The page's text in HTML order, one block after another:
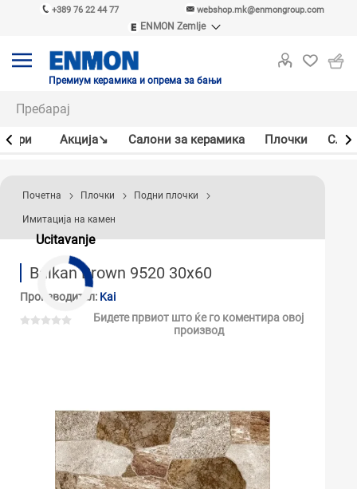
+389 76 22 44 77 webshop.mk@enmongroup.com
ENMON Zemlje
ENMON MKD
Премиум керамика и опрема за бањи
Акцијa↘ Салони за керамика Плочки
Ucitavanje
Почетна Плочки Подни плочки
Имитација на камен
Balkan Brown 9520 30x60
Производител: Kai
Бидете првиот што ќе го коментира овој
производ